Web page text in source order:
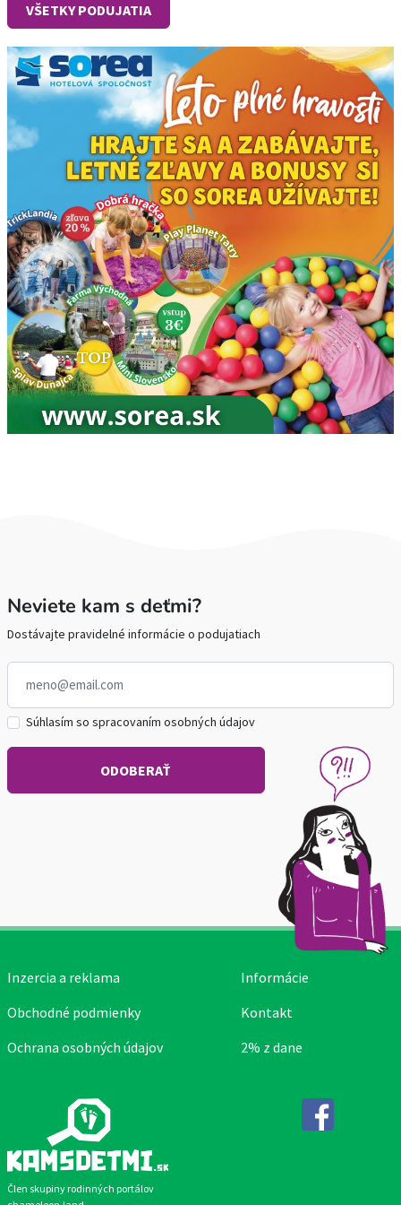
VŠETKY PODUJATIA
Neviete kam s deťmi?
Dostávajte pravidelné informácie o podujatiach
Súhlasím so spracovaním osobných údajov
Člen skupiny rodinných portálov
Inzercia a reklama
Obchodné podmienky
Ochrana osobných údajov
Informácie
Kontakt
2% z dane